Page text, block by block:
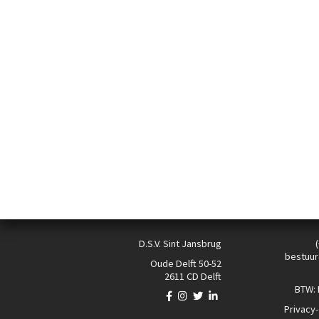
D.S.V. Sint Jansbrug
Oude Delft 50-52
2611 CD Delft